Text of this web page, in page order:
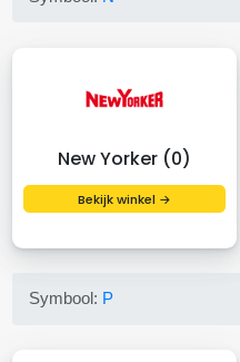
New Yorker (0)
Bekijk winkel →
Symbool: P